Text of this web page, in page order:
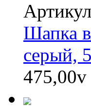
Шапка
серый,
475,00v